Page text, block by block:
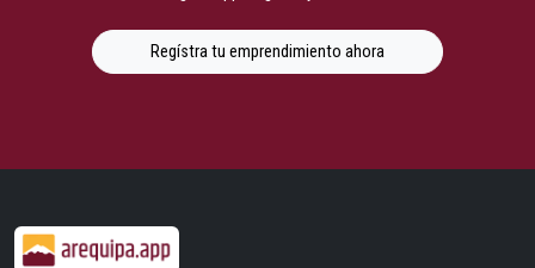
Regístra tu emprendimiento ahora